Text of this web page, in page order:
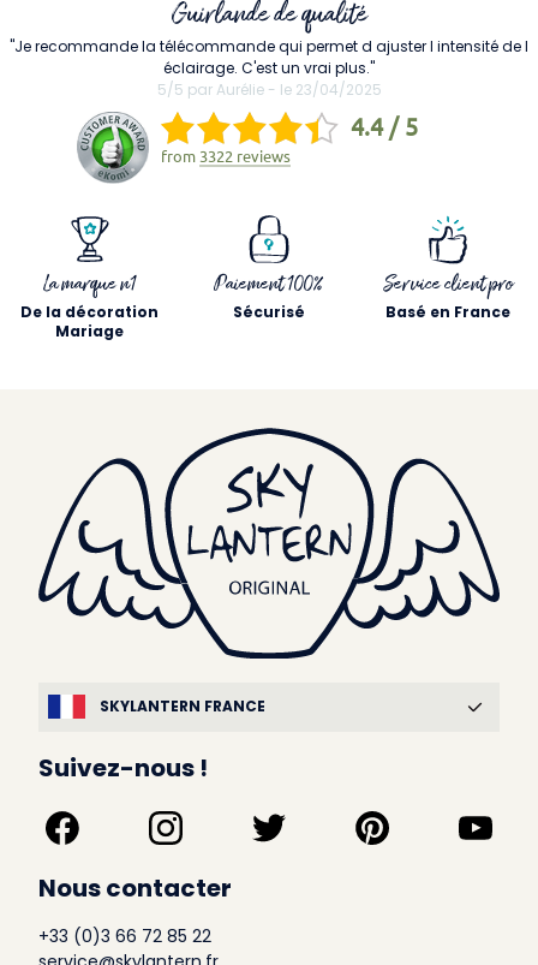
La marque n1
De la décoration
Mariage
Paiement 100%
Sécurisé
Service client pro
Basé en France
Guirlande de qualité
"Je recommande la télécommande qui permet d ajuster l intensité de l
éclairage. C'est un vrai plus."
5/5 par Aurélie - le 23/04/2025
4.4 / 5
from 3322 reviews
SKYLANTERN FRANCE
Suivez-nous !
Nous contacter
+33 (0)3 66 72 85 22